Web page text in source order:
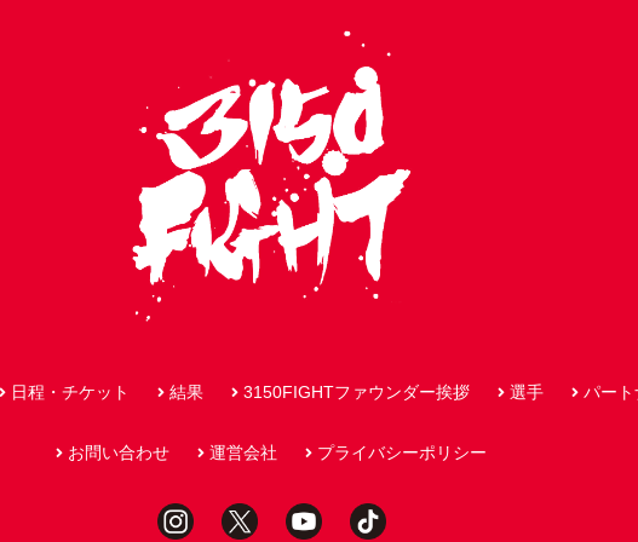
日程・チケット 結果 3150FIGHTファウンダー挨拶 選手 パート
お問い合わせ 運営会社 プライバシーポリシー